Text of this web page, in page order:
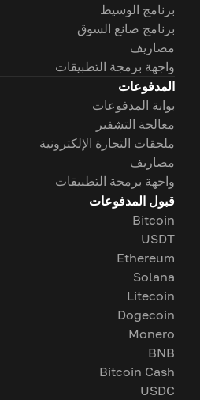
برنامج الوسيط
برنامج صانع السوق
مصاريف
واجهة برمجة التطبيقات
المدفوعات
بوابة المدفوعات
معالجة التشفير
ملحقات التجارة الإلكترونية
مصاريف
واجهة برمجة التطبيقات
قبول المدفوعات
Bitcoin
USDT
Ethereum
Solana
Litecoin
Dogecoin
Monero
BNB
Bitcoin Cash
USDC